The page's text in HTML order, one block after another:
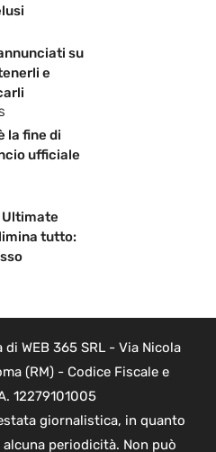
su
e
la fine di
ufficiale
Ultimate
tutto:
WEB 365 SRL - Via Nicola
(RM) - Codice Fiscale e
12279101005
giornalistica, in quanto
periodicità. Non può